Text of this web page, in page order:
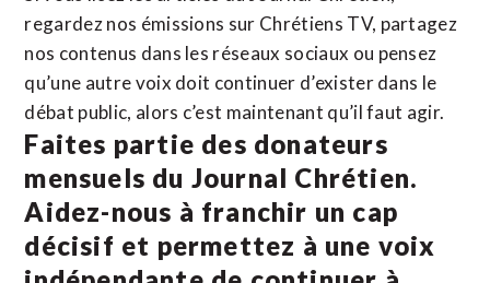
regardez nos émissions sur Chrétiens TV, partagez
nos contenus dans les réseaux sociaux ou pensez
qu’une autre voix doit continuer d’exister dans le
débat public, alors c’est maintenant qu’il faut agir.
Faites partie des donateurs
mensuels du Journal Chrétien.
Aidez-nous à franchir un cap
décisif et permettez à une voix